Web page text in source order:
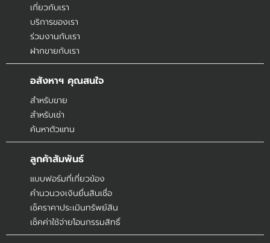
เกี่ยวกับเรา
บริการของเรา
ร่วมงานกับเรา
ฝากขายกับเรา
อสังหาฯ คุณสนใจ
สำหรับขาย
สำหรับเช่า
ค้นหาตัวแทน
ลูกค้าสัมพันธ์
แบบฟอร์มที่เกี่ยวข้อง
คำนวนวงเงินยื่นสินเชื่อ
เช็คราคาประเมินทรัพย์สิน
เช็คค่าใช้จ่ายโอนกรรมสิทธิ์